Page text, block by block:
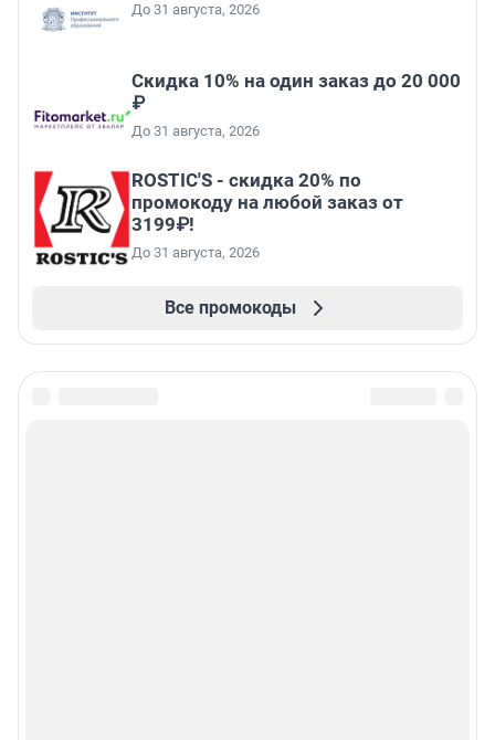
До 31 августа, 2026
Скидка 10% на один заказ до 20 000
₽
До 31 августа, 2026
ROSTIC'S - скидка 20% по
промокоду на любой заказ от
3199₽!
До 31 августа, 2026
Все промокоды